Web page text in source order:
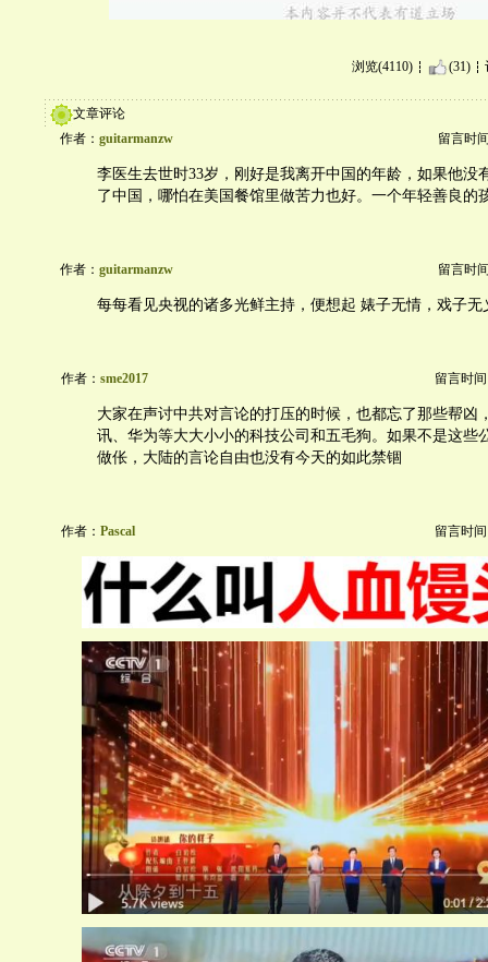
浏览(4110) (31)
文章评论
作者： guitarmanzw 留言时
李医生去世时33岁，刚好是我离开中国的年龄，如果他没
了中国，哪怕在美国餐馆里做苦力也好。一个年轻善良的
作者： guitarmanzw 留言时
每每看见央视的诸多光鲜主持，便想起 婊子无情，戏子无
作者： sme2017 留言时间
大家在声讨中共对言论的打压的时候，也都忘了那些帮凶
讯、华为等大大小小的科技公司和五毛狗。如果不是这些
做伥，大陆的言论自由也没有今天的如此禁锢
作者： Pascal 留言时间